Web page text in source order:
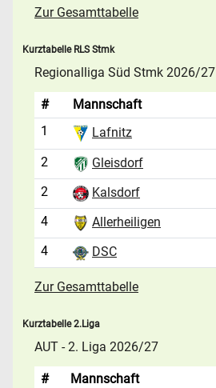
Zur Gesamttabelle
Kurztabelle RLS Stmk
Regionalliga Süd Stmk 2026/27
# Mannschaft
1
Lafnitz
2 Gleisdorf
2
Kalsdorf
4
Allerheiligen
4
DSC
Zur Gesamttabelle
Kurztabelle 2.Liga
AUT - 2. Liga 2026/27
# Mannschaft